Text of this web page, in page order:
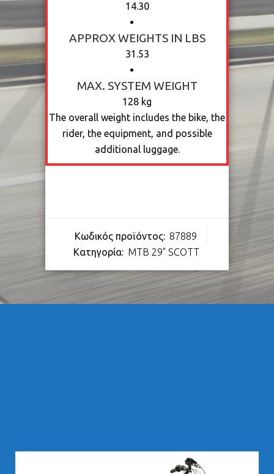
14.30
APPROX WEIGHTS IN LBS
31.53
MAX. SYSTEM WEIGHT
128 kg
The overall weight includes the bike, the
rider, the equipment, and possible
additional luggage.
Κωδικός προϊόντος: 87889
Κατηγορία: MTB 29" SCOTT